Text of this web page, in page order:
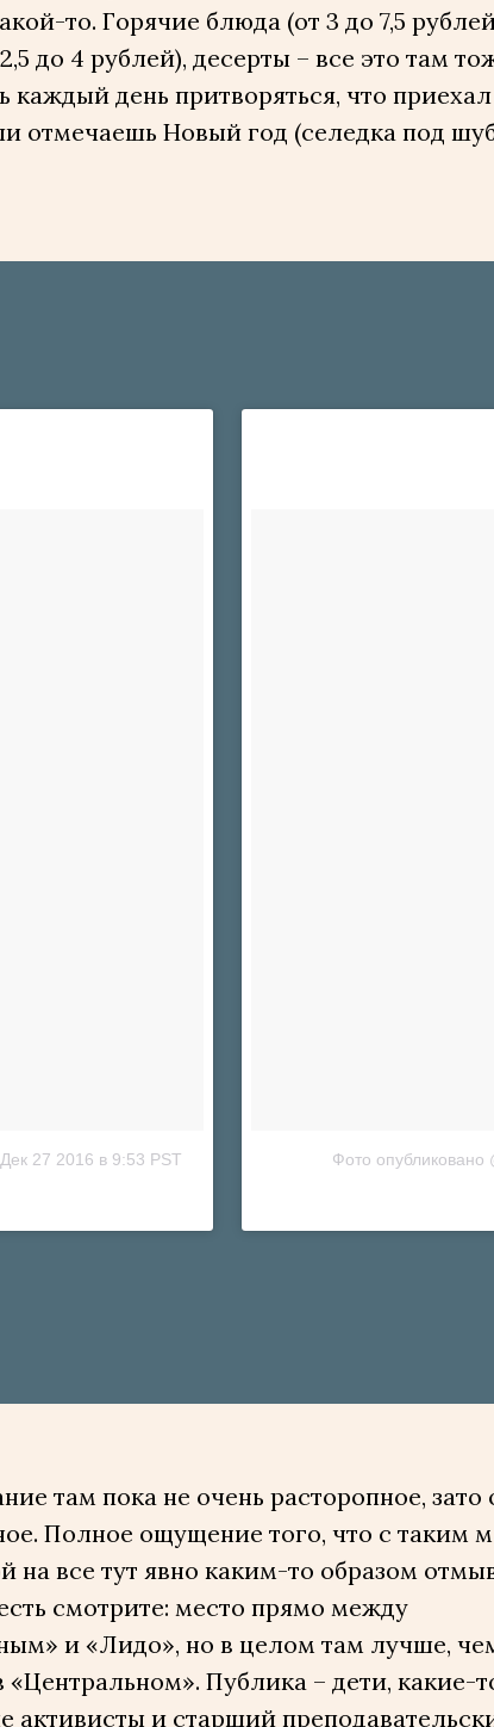
то. Горячие блюда (от 3 до 7,5
до 4 рублей), десерты – все это там
каждый день притворяться, что
отмечаешь Новый год (селедка под
Дек 27 2016 в 9:53 PST Фото опубликовано
там пока не очень расторопное, зато
Полное ощущение того, что с таким
на все тут явно каким-то образом
смотрите: место прямо между
и «Лидо», но в целом там лучше,
«Центральном». Публика – дети, какие-
активисты и старший